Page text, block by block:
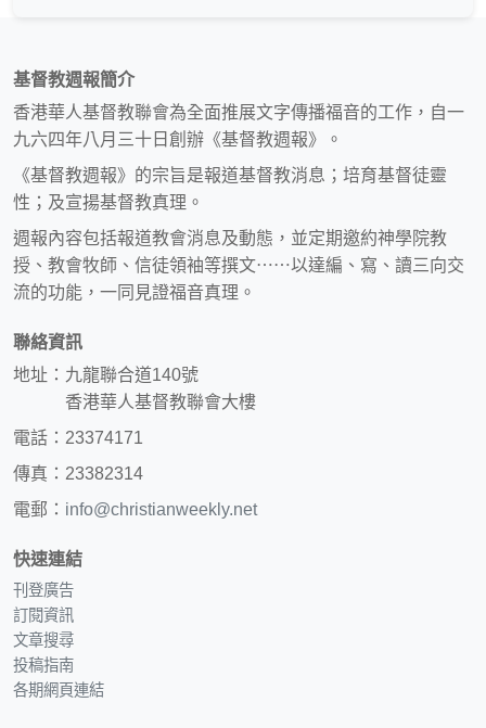
基督教週報簡介
香港華人基督教聯會為全面推展文字傳播福音的工作，自一
九六四年八月三十日創辦《基督教週報》。
《基督教週報》的宗旨是報道基督教消息；培育基督徒靈
性；及宣揚基督教真理。
週報內容包括報道教會消息及動態，並定期邀約神學院教
授、教會牧師、信徒領袖等撰文⋯⋯以達編、寫、讀三向交
流的功能，一同見證福音真理。
聯絡資訊
地址：九龍聯合道140號
香港華人基督教聯會大樓
電話：23374171
傳真：23382314
電郵： info@christianweekly.net
快速連結
刊登廣告
訂閱資訊
文章搜尋
投稿指南
各期網頁連結